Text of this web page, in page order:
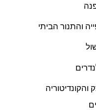
והתנור הביתי
והקונדיטוריה